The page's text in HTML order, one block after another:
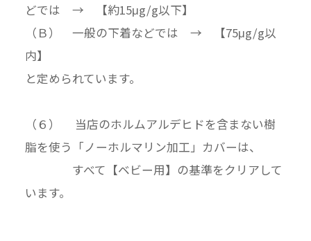
どでは → 【約15μg/g以下】
（Ｂ） 一般の下着などでは → 【75μg/g以
内】
と定められています。
（６） 当店のホルムアルデヒドを含まない樹
脂を使う「ノーホルマリン加工」カバーは、
すべて【ベビー用】の基準をクリアして
います。